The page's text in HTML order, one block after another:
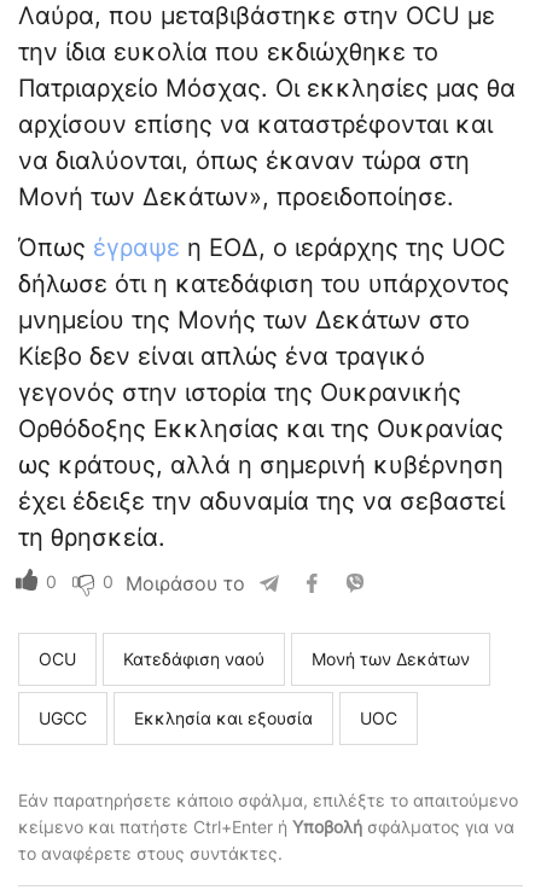
Λαύρα, που μεταβιβάστηκε στην OCU με
την ίδια ευκολία που εκδιώχθηκε το
Πατριαρχείο Μόσχας. Οι εκκλησίες μας θα
αρχίσουν επίσης να καταστρέφονται και
να διαλύονται, όπως έκαναν τώρα στη
Μονή των Δεκάτων», προειδοποίησε.
Όπως έγραψε η ΕΟΔ, ο ιεράρχης της UOC
δήλωσε ότι η κατεδάφιση του υπάρχοντος
μνημείου της Μονής των Δεκάτων στο
Κίεβο δεν είναι απλώς ένα τραγικό
γεγονός στην ιστορία της Ουκρανικής
Ορθόδοξης Εκκλησίας και της Ουκρανίας
ως κράτους, αλλά η σημερινή κυβέρνηση
έχει έδειξε την αδυναμία της να σεβαστεί
τη θρησκεία.
0 0 Μοιράσου το
ΟCU Κατεδάφιση ναού Μονή των Δεκάτων
UGCC Εκκλησία και εξουσία UOC
Εάν παρατηρήσετε κάποιο σφάλμα, επιλέξτε το απαιτούμενο
κείμενο και πατήστε Ctrl+Enter ή Υποβολή σφάλματος για να
το αναφέρετε στους συντάκτες.